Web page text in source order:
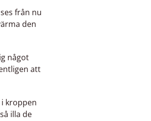
från nu
den
något
att
kroppen
illa de